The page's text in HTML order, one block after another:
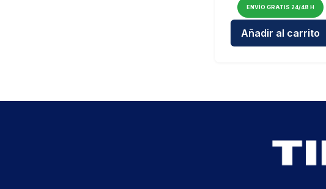
ENVÍO GRATIS 24/48 H
Añadir al carrito